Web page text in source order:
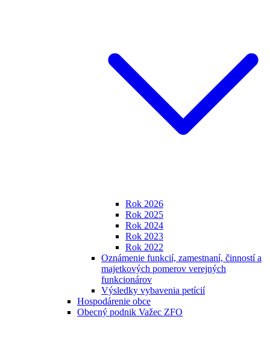
Rok 2026
Rok 2025
Rok 2024
Rok 2023
Rok 2022
Oznámenie funkcií, zamestnaní, činností a
majetkových pomerov verejných
funkcionárov
Výsledky vybavenia petícií
Hospodárenie obce
Obecný podnik Važec ZFO